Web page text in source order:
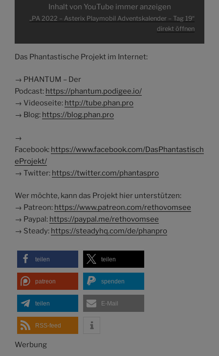
Inhalt von YouTube immer anzeigen
„PA 2022 – Asterix Playmobil Adventskalender – Tag 19“
direkt öffnen
Das Phantastische Projekt im Internet:
→ PHANTUM – Der
Podcast: https://phantum.podigee.io/
→ Videoseite: http://tube.phan.pro
→ Blog: https://blog.phan.pro
→
Facebook: https://www.facebook.com/DasPhantastisch
eProjekt/
→ Twitter: https://twitter.com/phantaspro
Wer möchte, kann das Projekt hier unterstützen:
→ Patreon: https://www.patreon.com/rethovomsee
→ Paypal: https://paypal.me/rethovomsee
→ Steady: https://steadyhq.com/de/phanpro
teilen teilen
patreon spenden
teilen E-Mail
RSS-feed
Werbung